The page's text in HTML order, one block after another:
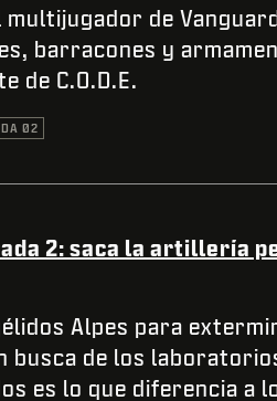
de
barracones y
de C.O.D.E.
02
2: saca la artillería
Alpes para
busca de los
es lo que diferencia a